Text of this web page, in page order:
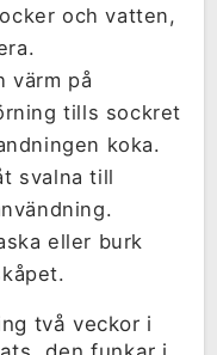
och vatten,
värm på
tills sockret
koka.
svalna till
eller burk
två veckor i